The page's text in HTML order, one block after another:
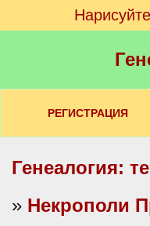
РЕГИСТРАЦИЯ
Генеалогия:
» Некрополи